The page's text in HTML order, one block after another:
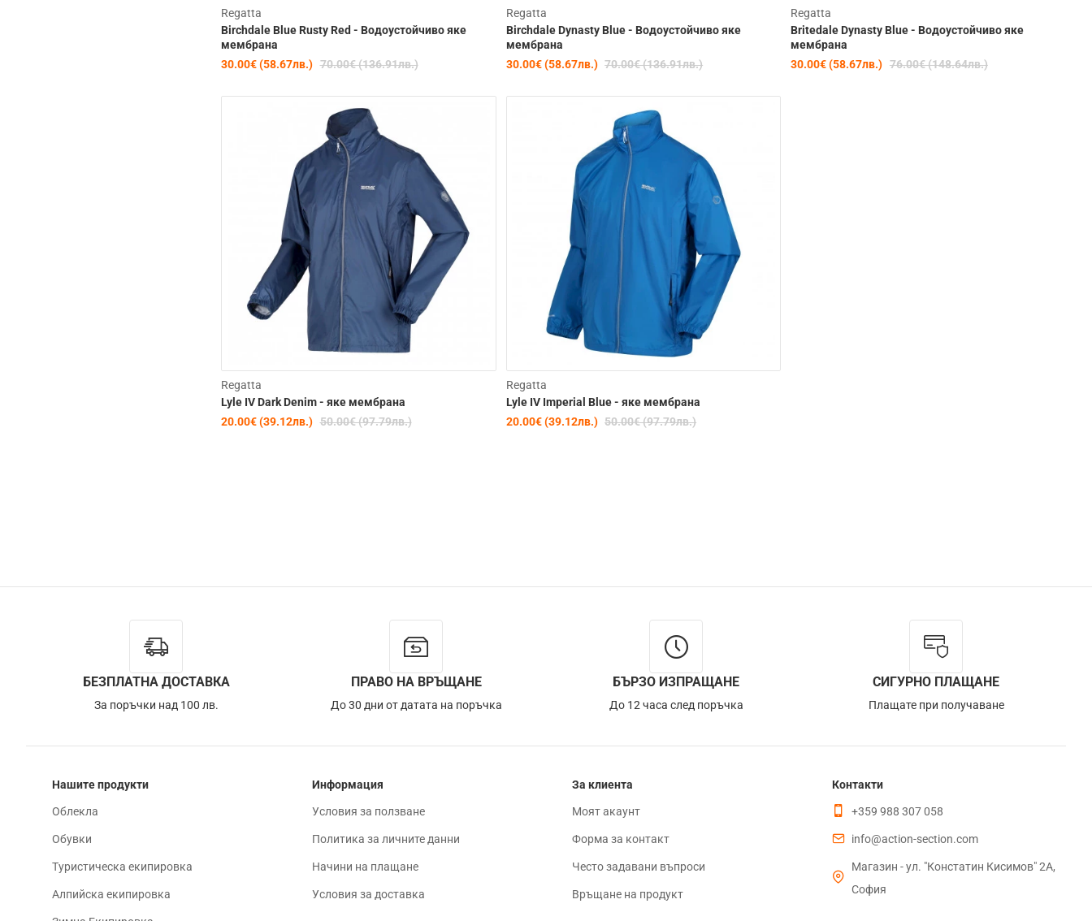
-57%
Regatta
Birchdale Blue Rusty Red - Водоустойчиво яке
мембрана
30.00€ (58.67лв.) 70.00€ (136.91лв.)
Изчерпана
Regatta
Birchdale Dynasty Blue - Водоустойчиво яке
мембрана
30.00€ (58.67лв.) 70.00€ (136.91лв.)
Regatta
Britedale Dynasty Blue - Водоустойчиво яке
мембрана
30.00€ (58.67лв.) 76.00€ (148.64лв.)
Regatta
Lyle IV Dark Denim - яке мембрана
20.00€ (39.12лв.) 50.00€ (97.79лв.)
Regatta
Lyle IV Imperial Blue - яке мембрана
20.00€ (39.12лв.) 50.00€ (97.79лв.)
БЕЗПЛАТНА ДОСТАВКА
За поръчки над 100 лв.
ПРАВО НА ВРЪЩАНЕ
До 30 дни от датата на поръчка
БЪРЗО ИЗПРАЩАНЕ
До 12 часа след поръчка
СИГУРНО ПЛАЩАНЕ
Плащате при получаване
Нашите продукти
Облекла
Обувки
Туристическа екипировка
Алпийска екипировка
Информация
Условия за ползване
Политика за личните данни
Начини на плащане
Условия за доставка
За клиента
Моят акаунт
Форма за контакт
Често задавани въпроси
Връщане на продукт
Контакти
+359 988 307 058
info@action-section.com
Магазин - ул. "Констатин Кисимов" 2А,
София